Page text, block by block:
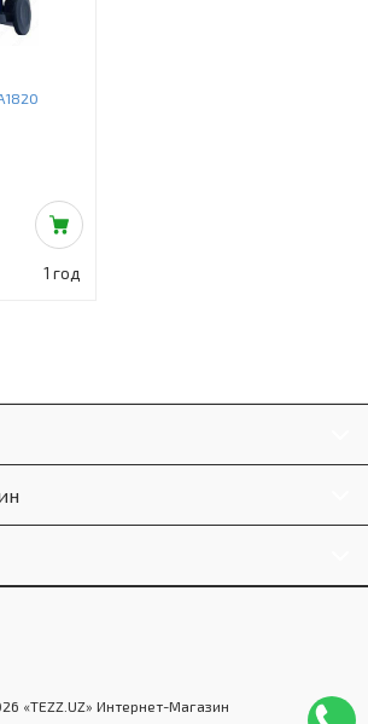
1 год
«TEZZ.UZ» Интернет-Магазин